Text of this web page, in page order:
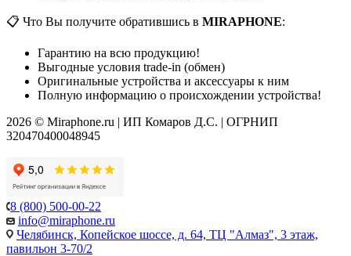
📋 Что Вы получите обратившись в MIRAPHONE:
Гарантию на всю продукцию!
Выгодные условия trade-in (обмен)
Оригинальные устройства и аксессуары к ним
Полную информацию о происхождении устройства!
2026 © Miraphone.ru | ИП Комаров Д.С. | ОГРНИП
320470400048945
8 (800) 500-00-22
info@miraphone.ru
Челябинск, Копейское шоссе, д. 64, ТЦ "Алмаз", 3 этаж,
павильон 3-70/2